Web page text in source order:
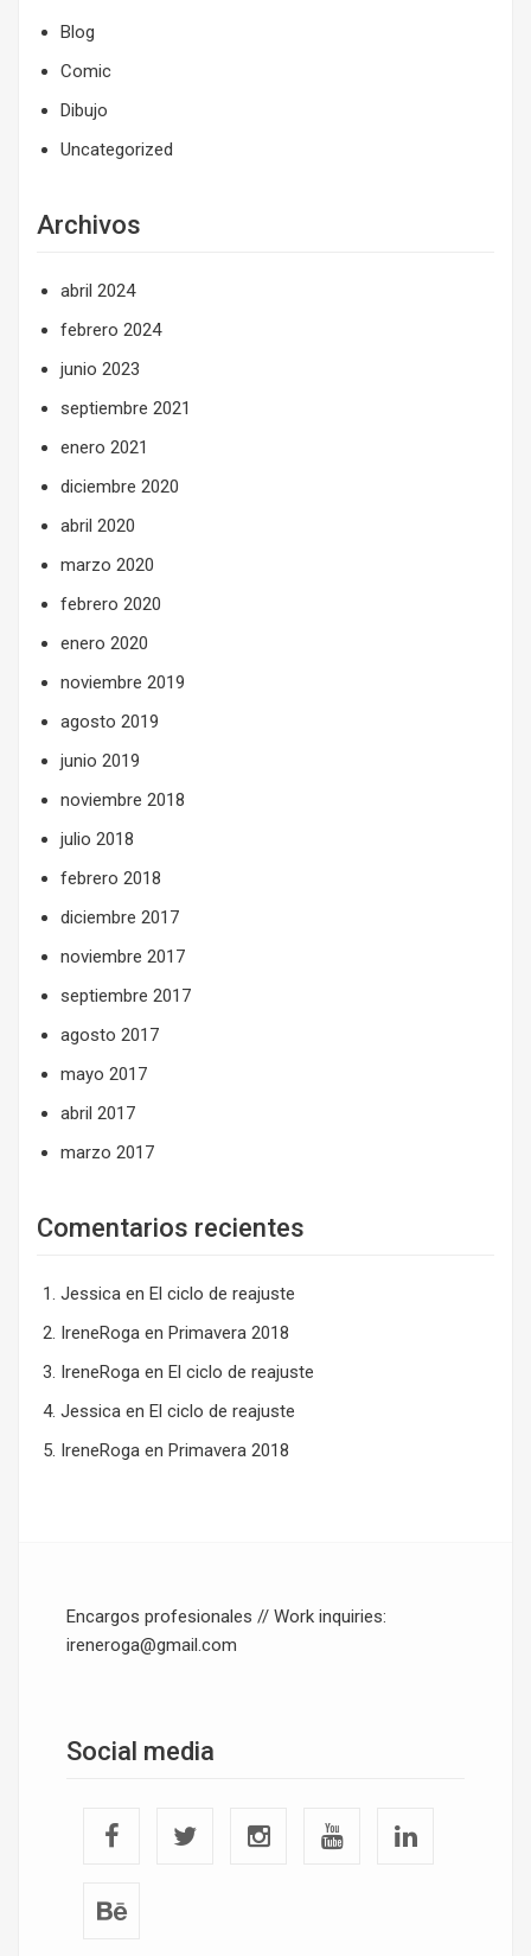
Blog
Comic
Dibujo
Uncategorized
Archivos
abril 2024
febrero 2024
junio 2023
septiembre 2021
enero 2021
diciembre 2020
abril 2020
marzo 2020
febrero 2020
enero 2020
noviembre 2019
agosto 2019
junio 2019
noviembre 2018
julio 2018
febrero 2018
diciembre 2017
noviembre 2017
septiembre 2017
agosto 2017
mayo 2017
abril 2017
marzo 2017
Comentarios recientes
Jessica en El ciclo de reajuste
IreneRoga en Primavera 2018
IreneRoga en El ciclo de reajuste
Jessica en El ciclo de reajuste
IreneRoga en Primavera 2018
Encargos profesionales // Work inquiries:
ireneroga@gmail.com
Social media